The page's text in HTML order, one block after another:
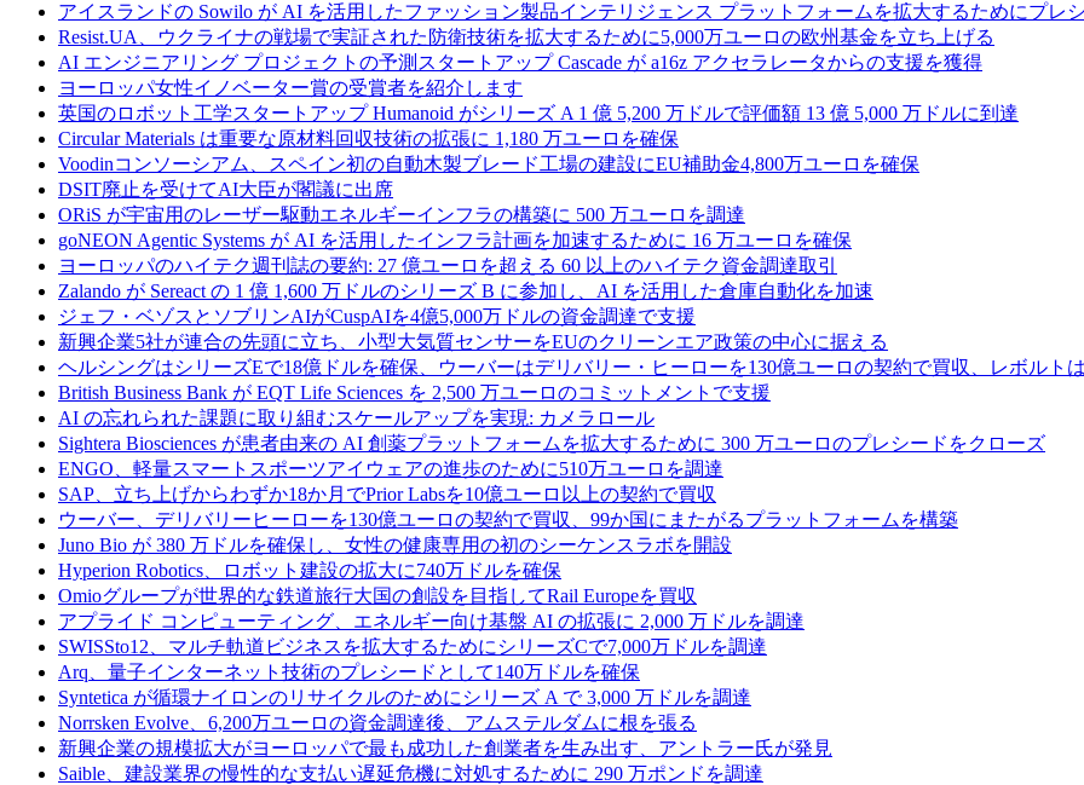
アイスランドの Sowilo が AI を活用したファッション製品インテリジェンス プラットフォームを拡大するためにプレ
Resist.UA、ウクライナの戦場で実証された防衛技術を拡大するために5,000万ユーロの欧州基金を立ち上げる
AI エンジニアリング プロジェクトの予測スタートアップ Cascade が a16z アクセラレータからの支援を獲得
ヨーロッパ女性イノベーター賞の受賞者を紹介します
英国のロボット工学スタートアップ Humanoid がシリーズ A 1 億 5,200 万ドルで評価額 13 億 5,000 万ドルに到達
Circular Materials は重要な原材料回収技術の拡張に 1,180 万ユーロを確保
Voodinコンソーシアム、スペイン初の自動木製ブレード工場の建設にEU補助金4,800万ユーロを確保
DSIT廃止を受けてAI大臣が閣議に出席
ORiS が宇宙用のレーザー駆動エネルギーインフラの構築に 500 万ユーロを調達
goNEON Agentic Systems が AI を活用したインフラ計画を加速するために 16 万ユーロを確保
ヨーロッパのハイテク週刊誌の要約: 27 億ユーロを超える 60 以上のハイテク資金調達取引
Zalando が Sereact の 1 億 1,600 万ドルのシリーズ B に参加し、AI を活用した倉庫自動化を加速
ジェフ・ベゾスとソブリンAIがCuspAIを4億5,000万ドルの資金調達で支援
新興企業5社が連合の先頭に立ち、小型大気質センサーをEUのクリーンエア政策の中心に据える
ヘルシングはシリーズEで18億ドルを確保、ウーバーはデリバリー・ヒーローを130億ユーロの契約で買収、レボルト
British Business Bank が EQT Life Sciences を 2,500 万ユーロのコミットメントで支援
AI の忘れられた課題に取り組むスケールアップを実現: カメラロール
Sightera Biosciences が患者由来の AI 創薬プラットフォームを拡大するために 300 万ユーロのプレシードをクローズ
ENGO、軽量スマートスポーツアイウェアの進歩のために510万ユーロを調達
SAP、立ち上げからわずか18か月でPrior Labsを10億ユーロ以上の契約で買収
ウーバー、デリバリーヒーローを130億ユーロの契約で買収、99か国にまたがるプラットフォームを構築
Juno Bio が 380 万ドルを確保し、女性の健康専用の初のシーケンスラボを開設
Hyperion Robotics、ロボット建設の拡大に740万ドルを確保
Omioグループが世界的な鉄道旅行大国の創設を目指してRail Europeを買収
アプライド コンピューティング、エネルギー向け基盤 AI の拡張に 2,000 万ドルを調達
SWISSto12、マルチ軌道ビジネスを拡大するためにシリーズCで7,000万ドルを調達
Arq、量子インターネット技術のプレシードとして140万ドルを確保
Syntetica が循環ナイロンのリサイクルのためにシリーズ A で 3,000 万ドルを調達
Norrsken Evolve、6,200万ユーロの資金調達後、アムステルダムに根を張る
新興企業の規模拡大がヨーロッパで最も成功した創業者を生み出す、アントラー氏が発見
Saible、建設業界の慢性的な支払い遅延危機に対処するために 290 万ポンドを調達